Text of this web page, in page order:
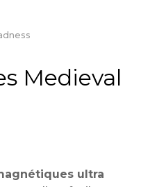
Medieval
ultra